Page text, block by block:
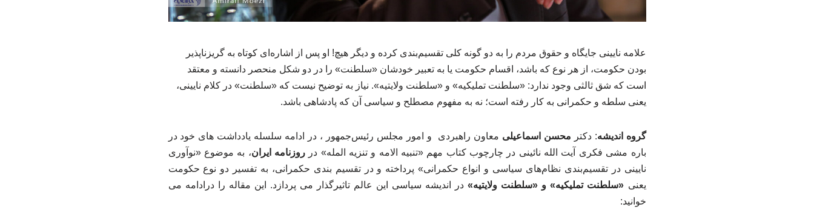
علامه نایینی جایگاه و حقوق مردم را به دو گونه کلی تقسیم‌بندی کرده و دیگر هیچ! او پس از اشاره‌ای کوتاه به گریزناپذیر
بودن حکومت، از هر نوع که باشد، اقسام حکومت یا به تعبیر خودشان «سلطنت» را در دو شکل منحصر دانسته و معتقد
است که شق ثالثی وجود ندارد: «سلطنت تملیکیه» و «سلطنت ولایتیه». نیاز به توضیح نیست که «سلطنت» در کلام نایینی،
یعنی سلطه و حکمرانی به کار رفته است؛ نه به مفهوم مصطلح و سیاسی آن که پادشاهی باشد.
گروه اندیشه: دکتر محسن اسماعیلی معاون راهبردی و امور مجلس رئیس‌جمهور ، در ادامه سلسله یادداشت های خود در
باره مشی فکری آیت الله نائینی در چارچوب کتاب مهم «تنبیه الامه و تنزیه المله» درروزنامه ایران، به موضوع «نوآوری
نایینی در تقسیم‌بندی نظام‌های سیاسی و انواع حکمرانی» پرداخته و در تقسیم بندی حکمرانی، به تفسیر دو نوع حکومت
یعنی «سلطنت تملیکیه» و «سلطنت ولایتیه» در اندیشه سیاسی این عالم تاثیرگذار می پردازد. این مقاله را درادامه می
خوانید: